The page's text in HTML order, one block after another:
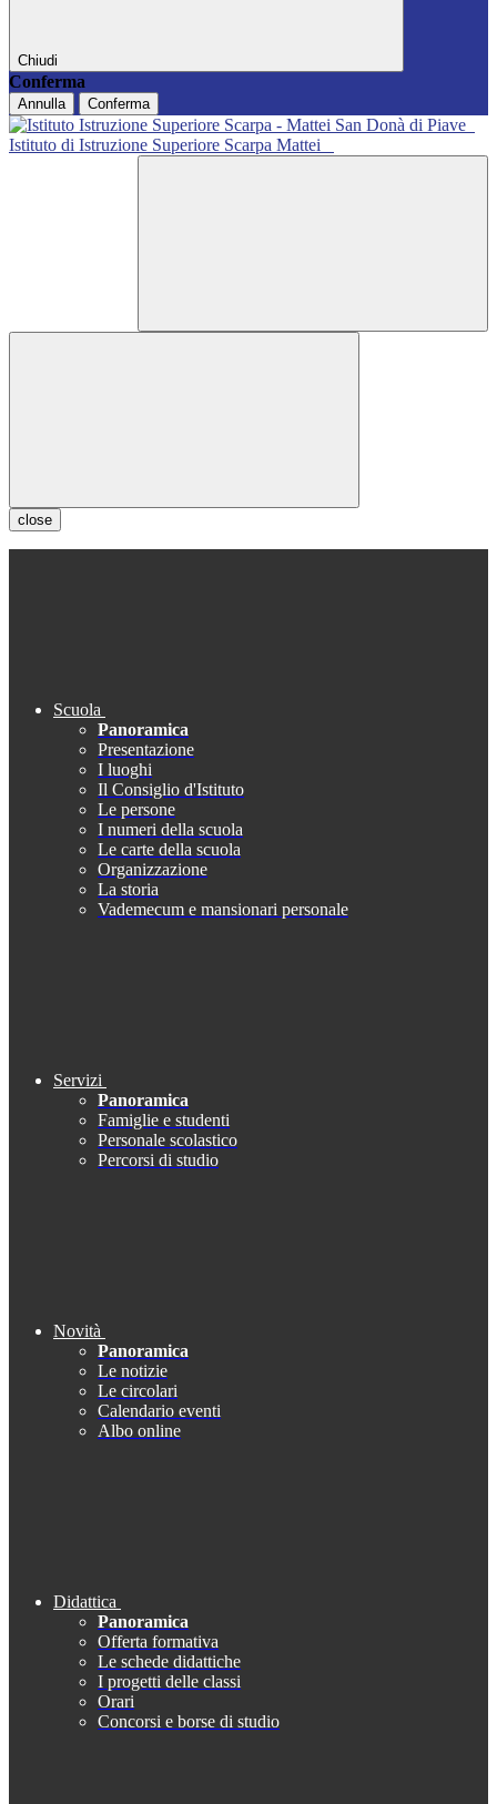
Chiudi
Conferma
Annulla Conferma
Istituto di Istruzione Superiore Scarpa Mattei
close
Scuola
Panoramica
Presentazione
I luoghi
Il Consiglio d'Istituto
Le persone
I numeri della scuola
Le carte della scuola
Organizzazione
La storia
Vademecum e mansionari personale
Servizi
Panoramica
Famiglie e studenti
Personale scolastico
Percorsi di studio
Novità
Panoramica
Le notizie
Le circolari
Calendario eventi
Albo online
Didattica
Panoramica
Offerta formativa
Le schede didattiche
I progetti delle classi
Orari
Concorsi e borse di studio